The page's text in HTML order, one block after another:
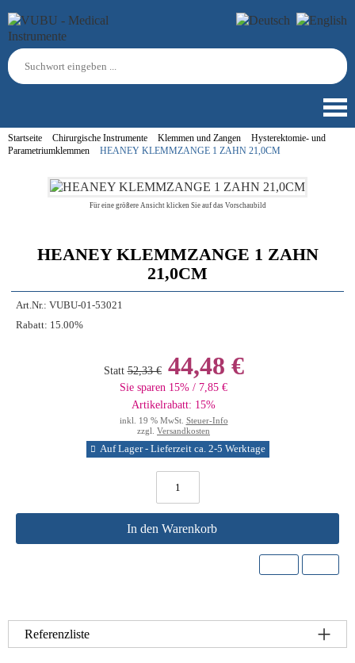
Startseite Chirurgische Instrumente Klemmen und Zangen
Hysterektomie- und
Parametriumklemmen
HEANEY KLEMMZANGE 1 ZAHN 21,0CM
Für eine größere Ansicht klicken Sie auf das Vorschaubild
HEANEY KLEMMZANGE 1 ZAHN
21,0CM
Art.Nr.: VUBU-01-53021
Rabatt: 15.00%
Statt 52,33 €44,48 €
Sie sparen 15% / 7,85 €
Artikelrabatt: 15%
inkl. 19 % MwSt. Steuer-Info
zzgl. Versandkosten
Auf Lager - Lieferzeit ca. 2-5 Werktage
In den Warenkorb
Referenzliste